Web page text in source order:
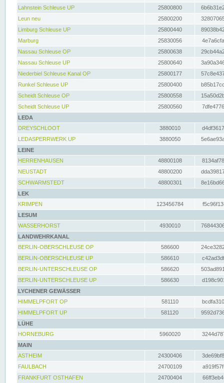
Lahnstein Schleuse UP
25800800
Leun neu
25800200
Limburg Schleuse UP
25800440
Marburg
25830056
Nassau Schleuse OP
25800638
Nassau Schleuse UP
25800640
Niederbiel Schleuse Kanal OP
25800177
Runkel Schleuse UP
25800400
Scheidt Schleuse OP
25800558
Scheidt Schleuse UP
25800560
LEDA
DREYSCHLOOT
3880010
LEDASPERRWERK UP
3880050
LEINE
HERRENHAUSEN
48800108
NEUSTADT
48800200
SCHWARMSTEDT
48800301
LEK
KRIMPEN
123456784
LESUM
WASSERHORST
4930010
LANDWEHRKANAL
BERLIN-OBERSCHLEUSE OP
586600
BERLIN-OBERSCHLEUSE UP
586610
BERLIN-UNTERSCHLEUSE OP
586620
BERLIN-UNTERSCHLEUSE UP
586630
LYCHENER GEWÄSSER
HIMMELPFORT OP
581110
HIMMELPFORT UP
581120
LÜHE
HORNEBURG
5960020
MAIN
ASTHEIM
24300406
FAULBACH
24700109
FRANKFURT OSTHAFEN
24700404